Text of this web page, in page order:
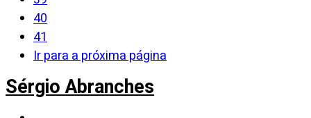
40
41
Ir para a próxima página
Sérgio Abranches